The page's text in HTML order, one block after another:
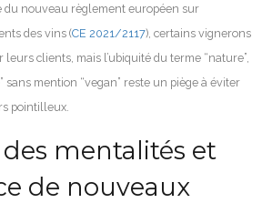
du nouveau règlement européen sur
des vins (CE 2021/2117), certains vignerons
clients, mais l’ubiquité du terme “nature”,
sans mention “vegan” reste un piège à éviter
pointilleux.
mentalités et
de nouveaux